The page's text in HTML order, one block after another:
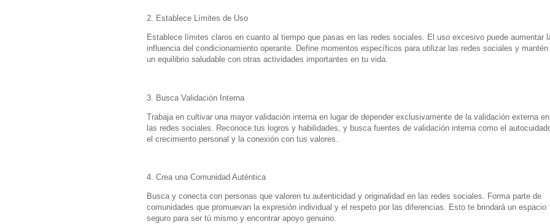
2. Establece Límites de Uso
Establece límites claros en cuanto al tiempo que pasas en las redes sociales. El uso excesivo puede aumentar
influencia del condicionamiento operante. Define momentos específicos para utilizar las redes sociales y mantén
un equilibrio saludable con otras actividades importantes en tu vida.
3. Busca Validación Interna
Trabaja en cultivar una mayor validación interna en lugar de depender exclusivamente de la validación externa en
las redes sociales. Reconoce tus logros y habilidades, y busca fuentes de validación interna como el
el crecimiento personal y la conexión con tus valores.
4. Crea una Comunidad Auténtica
Busca y conecta con personas que valoren tu autenticidad y originalidad en las redes sociales. Forma parte de
comunidades que promuevan la expresión individual y el respeto por las diferencias. Esto te brindará un espacio
seguro para ser tú mismo y encontrar apoyo genuino.